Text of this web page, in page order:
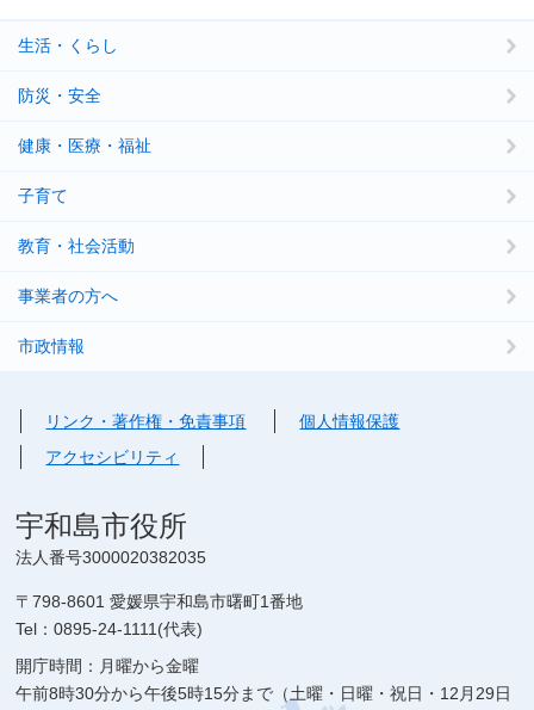
生活・くらし
防災・安全
健康・医療・福祉
子育て
教育・社会活動
事業者の方へ
市政情報
リンク・著作権・免責事項
個人情報保護
アクセシビリティ
宇和島市役所
法人番号3000020382035
〒798-8601 愛媛県宇和島市曙町1番地
Tel：0895-24-1111(代表)
開庁時間：月曜から金曜
午前8時30分から午後5時15分まで（土曜・日曜・祝日・12月29日